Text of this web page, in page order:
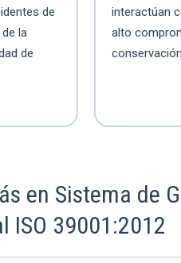
de
la
de
interactúan
alto
en Sistema de
ISO 39001:2012